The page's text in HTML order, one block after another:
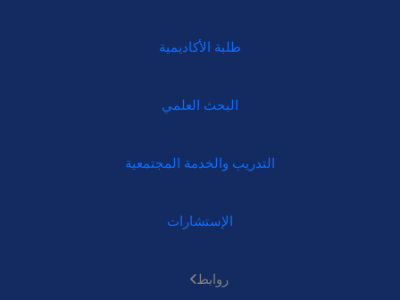
طلبة الأكاديمية
البحث العلمي
التدريب والخدمة المجتمعية
الإستشارات
روابط